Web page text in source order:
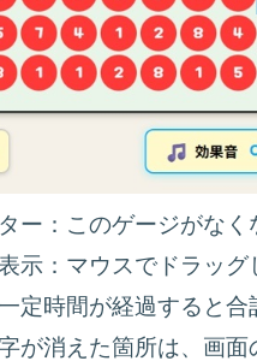
ー：このゲージがなく
示：マウスでドラッ
定時間が経過すると
が消えた箇所は、画